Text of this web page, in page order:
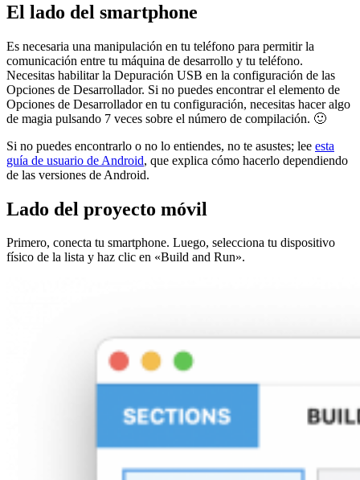
El lado del smartphone
Es necesaria una manipulación en tu teléfono para permitir la
comunicación entre tu máquina de desarrollo y tu teléfono.
Necesitas habilitar la Depuración USB en la configuración de las
Opciones de Desarrollador. Si no puedes encontrar el elemento de
Opciones de Desarrollador en tu configuración, necesitas hacer algo
de magia pulsando 7 veces sobre el número de compilación. 🙂
Si no puedes encontrarlo o no lo entiendes, no te asustes; lee esta
guía de usuario de Android, que explica cómo hacerlo dependiendo
de las versiones de Android.
Lado del proyecto móvil
Primero, conecta tu smartphone. Luego, selecciona tu dispositivo
físico de la lista y haz clic en «Build and Run».